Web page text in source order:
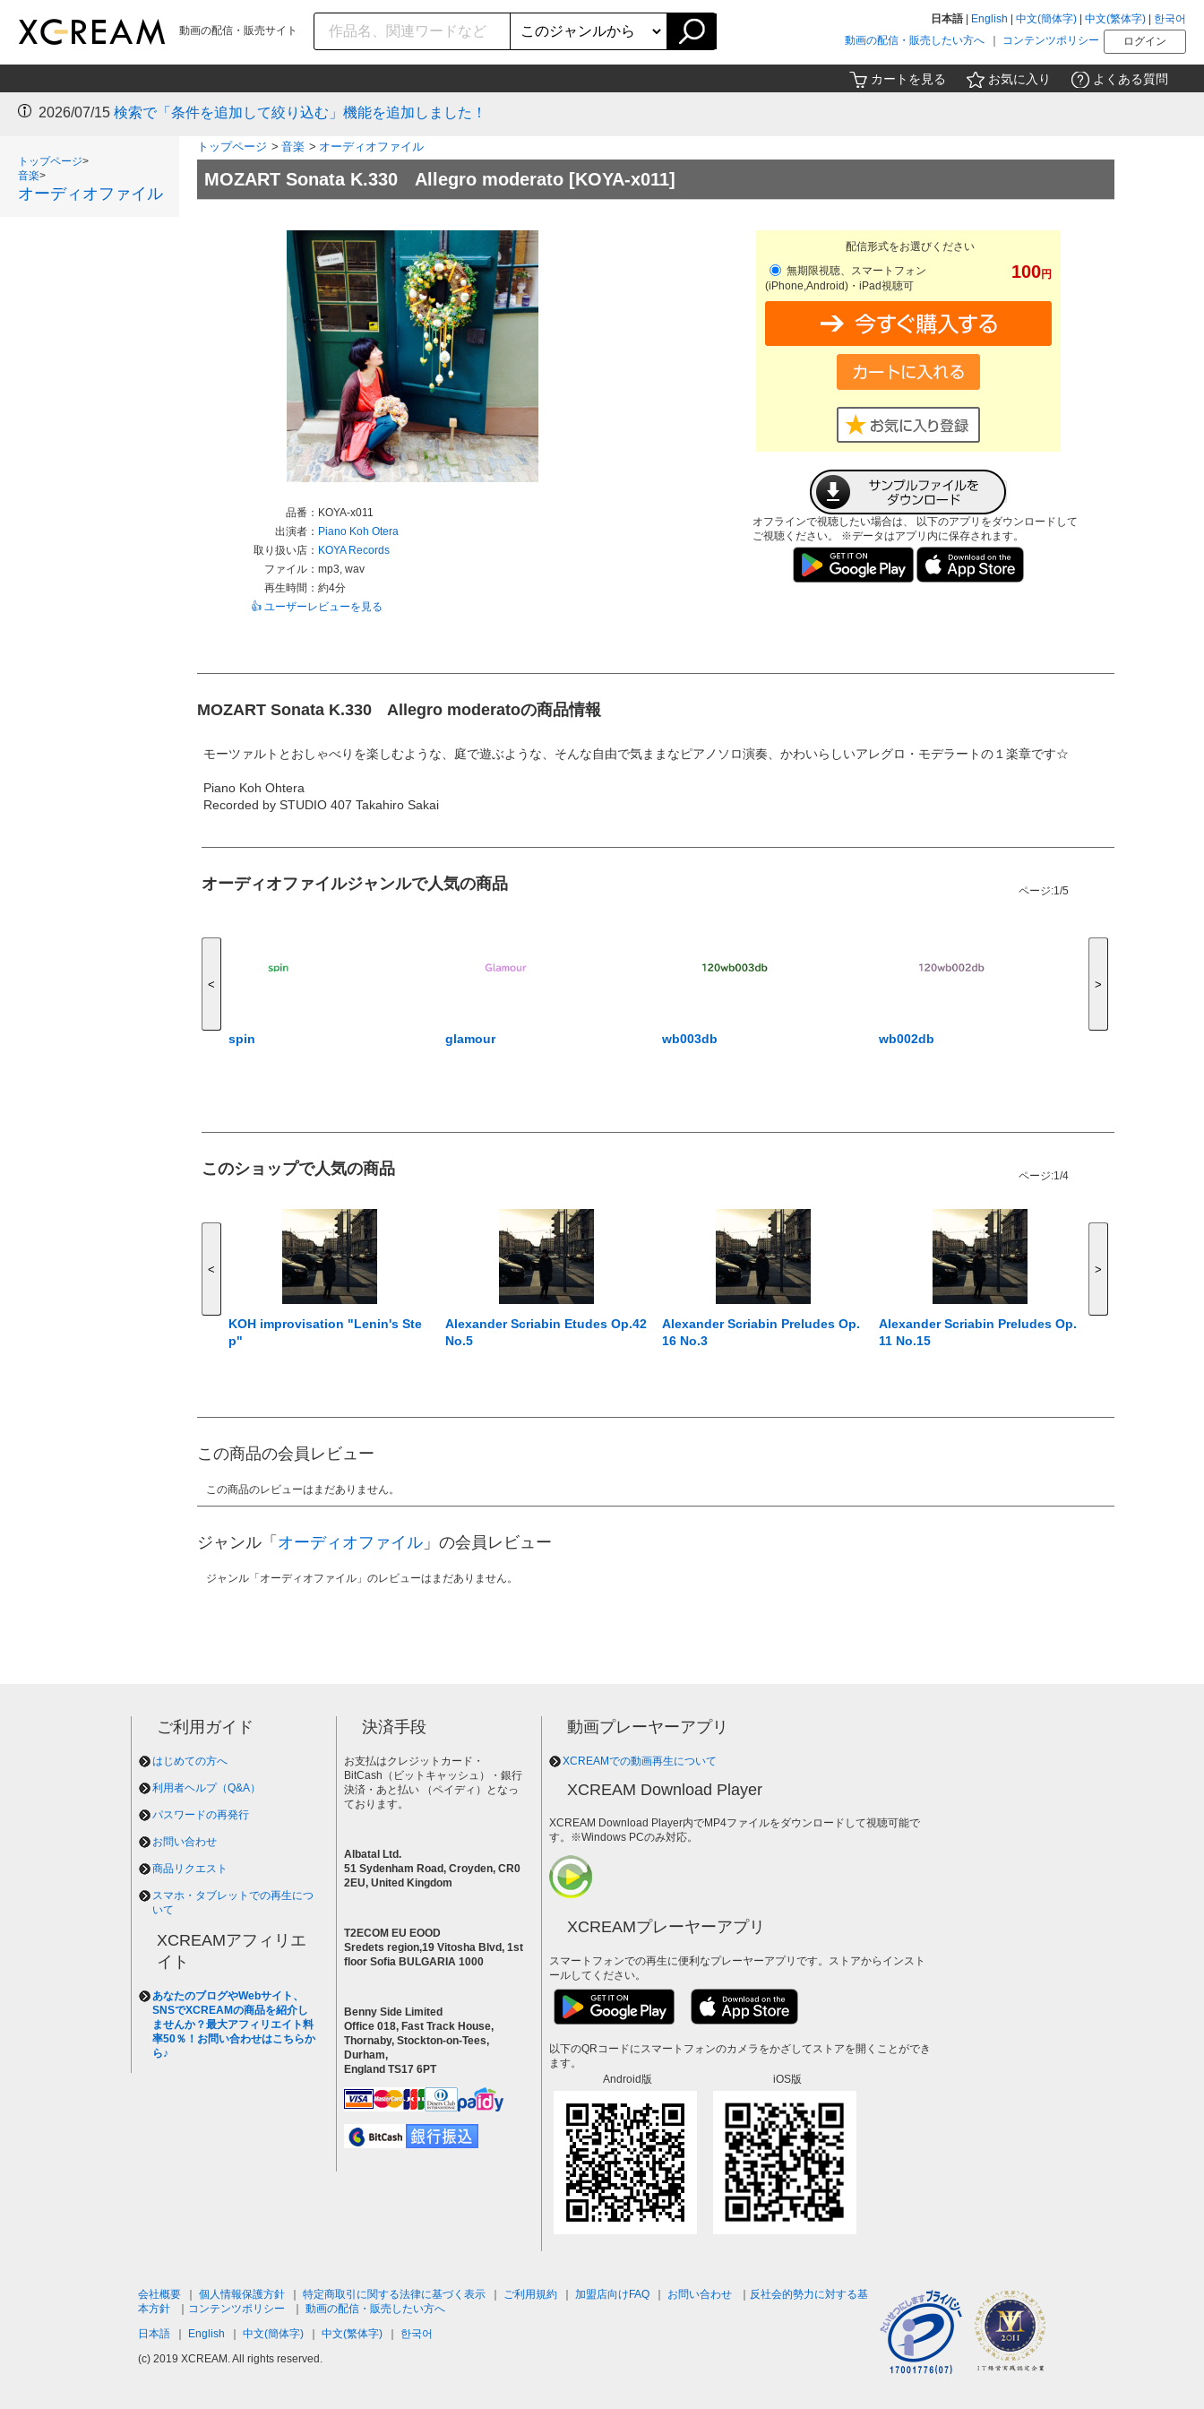
日本語 English 中文(簡体字) 中文(繁体字)
한국어
動画の配信・販売サイト
ログイン
コンテンツポリシー
動画の配信・販売したい方へ
カートを見る お気に入り よくある質問
2026/07/15 検索で「条件を追加して絞り込む」機能を追加しました！
トップページ>
音楽>
オーディオファイル
トップページ > 音楽 > オーディオファイル
MOZART Sonata K.330 Allegro moderato [KOYA-x011]
品番： KOYA-x011
出演者： Piano Koh Otera
取り扱い店： KOYA Records
ファイル： mp3, wav
再生時間： 約4分
👍 ユーザーレビューを見る
配信形式をお選びください
100円
無期限視聴、スマートフォン
(iPhone,Android)・iPad視聴可
オフラインで視聴したい場合は、 以下のアプリをダウンロードして
ご視聴ください。 ※データはアプリ内に保存されます。
MOZART Sonata K.330 Allegro moderatoの商品情報
モーツァルトとおしゃべりを楽しむような、庭で遊ぶような、そんな自由で気ままなピアノソロ演奏、かわいらしいアレグロ・モデラートの１楽章です☆
Piano Koh Ohtera
Recorded by STUDIO 407 Takahiro Sakai
オーディオファイルジャンルで人気の商品 ページ:1/5
<
spin glamour wb003db wb002db
>
このショップで人気の商品 ページ:1/4
<
KOH improvisation "Lenin's Ste
p"
Alexander Scriabin Etudes Op.42
No.5
Alexander Scriabin Preludes Op.
16 No.3
Alexander Scriabin Preludes Op.
11 No.15
>
この商品の会員レビュー
この商品のレビューはまだありません。
ジャンル「 オーディオファイル 」の会員レビュー
ジャンル「オーディオファイル」のレビューはまだありません。
ご利用ガイド
はじめての方へ
利用者ヘルプ（Q&A）
パスワードの再発行
お問い合わせ
商品リクエスト
スマホ・タブレットでの再生につ
いて
XCREAMアフィリエ
イト
あなたのブログやWebサイト、
SNSでXCREAMの商品を紹介し
ませんか？最大アフィリエイト料
率50％！お問い合わせはこちらか
ら♪
決済手段
お支払はクレジットカード・
BitCash（ビットキャッシュ）・銀行
決済・あと払い （ペイディ）となっ
ております。
Albatal Ltd.
51 Sydenham Road, Croyden, CR0
2EU, United Kingdom
T2ECOM EU EOOD
Sredets region,19 Vitosha Blvd, 1st
floor Sofia BULGARIA 1000
Benny Side Limited
Office 018, Fast Track House,
Thornaby, Stockton-on-Tees,
Durham,
England TS17 6PT
動画プレーヤーアプリ
XCREAMでの動画再生について
XCREAM Download Player
XCREAM Download Player内でMP4ファイルをダウンロードして視聴可能で
す。※Windows PCのみ対応。
XCREAMプレーヤーアプリ
スマートフォンでの再生に便利なプレーヤーアプリです。ストアからインスト
ールしてください。
以下のQRコードにスマートフォンのカメラをかざしてストアを開くことができ
ます。
Android版
iOS版
会社概要 個人情報保護方針 特定商取引に関する法律に基づく表示 ご利用規約 加盟店向けFAQ お問い合わせ
反社会的勢力に対する基
本方針
コンテンツポリシー
動画の配信・販売したい方へ
日本語
English 中文(簡体字) 中文(繁体字)
한국어
(c) 2019 XCREAM. All rights reserved.